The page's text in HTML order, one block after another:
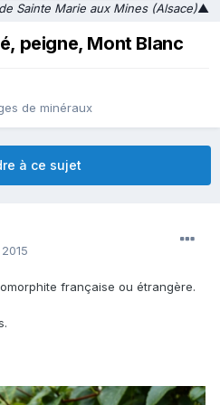
Sainte Marie aux Mines (Alsace)▲
peigne, Mont Blanc
de minéraux
à ce sujet
française ou étrangère.